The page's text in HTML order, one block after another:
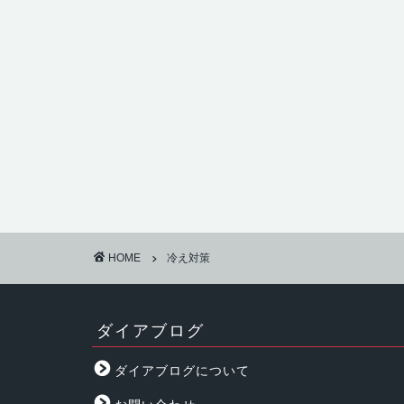
HOME 冷え対策
ダイアブログ
ダイアブログについて